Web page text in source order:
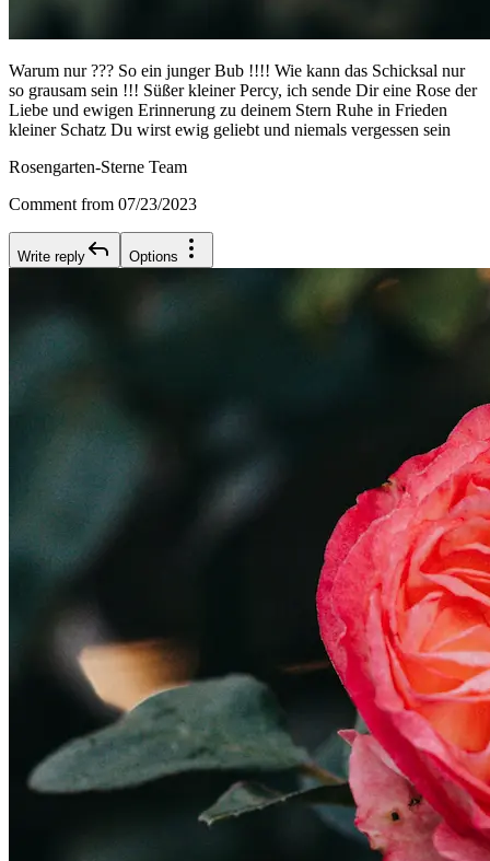
Warum nur ??? So ein junger Bub !!!! Wie kann das Schicksal nur
so grausam sein !!! Süßer kleiner Percy, ich sende Dir eine Rose der
Liebe und ewigen Erinnerung zu deinem Stern Ruhe in Frieden
kleiner Schatz Du wirst ewig geliebt und niemals vergessen sein
Rosengarten-Sterne Team
Comment from 07/23/2023
Write reply Options